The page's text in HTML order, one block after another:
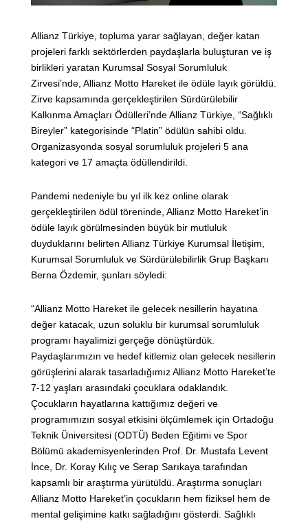
Allianz Türkiye, topluma yarar sağlayan, değer katan
projeleri farklı sektörlerden paydaşlarla buluşturan ve iş
birlikleri yaratan Kurumsal Sosyal Sorumluluk
Zirvesi’nde, Allianz Motto Hareket ile ödüle layık görüldü.
Zirve kapsamında gerçekleştirilen Sürdürülebilir
Kalkınma Amaçları Ödülleri’nde Allianz Türkiye, “Sağlıklı
Bireyler” kategorisinde “Platin” ödülün sahibi oldu.
Organizasyonda sosyal sorumluluk projeleri 5 ana
kategori ve 17 amaçta ödüllendirildi.
Pandemi nedeniyle bu yıl ilk kez online olarak
gerçekleştirilen ödül töreninde, Allianz Motto Hareket’in
ödüle layık görülmesinden büyük bir mutluluk
duyduklarını belirten Allianz Türkiye Kurumsal İletişim,
Kurumsal Sorumluluk ve Sürdürülebilirlik Grup Başkanı
Berna Özdemir, şunları söyledi:
“Allianz Motto Hareket ile gelecek nesillerin hayatına
değer katacak, uzun soluklu bir kurumsal sorumluluk
programı hayalimizi gerçeğe dönüştürdük.
Paydaşlarımızın ve hedef kitlemiz olan gelecek nesillerin
görüşlerini alarak tasarladığımız Allianz Motto Hareket’te
7-12 yaşları arasındaki çocuklara odaklandık.
Çocukların hayatlarına kattığımız değeri ve
programımızın sosyal etkisini ölçümlemek için Ortadoğu
Teknik Üniversitesi (ODTÜ) Beden Eğitimi ve Spor
Bölümü akademisyenlerinden Prof. Dr. Mustafa Levent
İnce, Dr. Koray Kılıç ve Serap Sarıkaya tarafından
kapsamlı bir araştırma yürütüldü. Araştırma sonuçları
Allianz Motto Hareket’in çocukların hem fiziksel hem de
mental gelişimine katkı sağladığını gösterdi. Sağlıklı